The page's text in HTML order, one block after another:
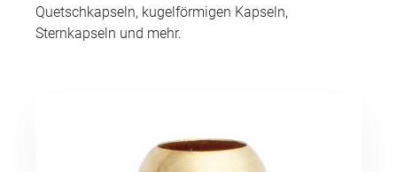
Quetschkapseln, kugelförmigen Kapseln,
Sternkapseln und mehr.